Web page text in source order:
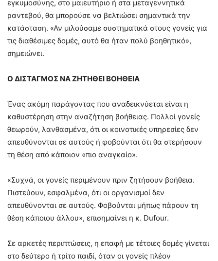
εγκυμοσύνης, στο μαιευτήριο ή στα μεταγεννητικά
ραντεβού, θα μπορούσε να βελτιώσει σημαντικά την
κατάσταση. «Αν μιλούσαμε συστηματικά στους γονείς για
τις διαθέσιμες δομές, αυτό θα ήταν πολύ βοηθητικό»,
σημειώνει.
Ο ΔΙΣΤΑΓΜΟΣ ΝΑ ΖΗΤΗΘΕΙ ΒΟΗΘΕΙΑ
Ένας ακόμη παράγοντας που αναδεικνύεται είναι η
καθυστέρηση στην αναζήτηση βοήθειας. Πολλοί γονείς
θεωρούν, λανθασμένα, ότι οι κοινοτικές υπηρεσίες δεν
απευθύνονται σε αυτούς ή φοβούνται ότι θα στερήσουν
τη θέση από κάποιον «πιο αναγκαίο».
«Συχνά, οι γονείς περιμένουν πριν ζητήσουν βοήθεια.
Πιστεύουν, εσφαλμένα, ότι οι οργανισμοί δεν
απευθύνονται σε αυτούς. Φοβούνται μήπως πάρουν τη
θέση κάποιου άλλου», επισημαίνει η κ. Dufour.
Σε αρκετές περιπτώσεις, η επαφή με τέτοιες δομές γίνεται
στο δεύτερο ή τρίτο παιδί, όταν οι γονείς πλέον